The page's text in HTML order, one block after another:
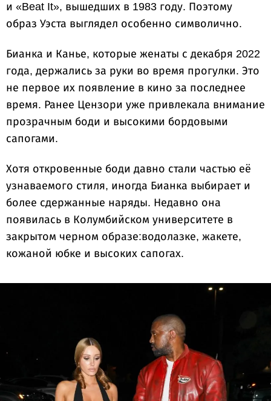
и «Beat It», вышедших в 1983 году. Поэтому
образ Уэста выглядел особенно символично.
Бианка и Канье, которые женаты с декабря 2022
года, держались за руки во время прогулки. Это
не первое их появление в кино за последнее
время. Ранее Цензори уже привлекала внимание
прозрачным боди и высокими бордовыми
сапогами.
Хотя откровенные боди давно стали частью её
узнаваемого стиля, иногда Бианка выбирает и
более сдержанные наряды. Недавно она
появилась в Колумбийском университете в
закрытом черном образе:водолазке, жакете,
кожаной юбке и высоких сапогах.